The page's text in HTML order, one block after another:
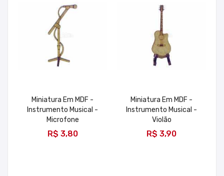
Miniatura Em MDF -
Instrumento Musical -
Microfone
R$ 3,80
Miniatura Em MDF -
Instrumento Musical -
Violão
R$ 3,90